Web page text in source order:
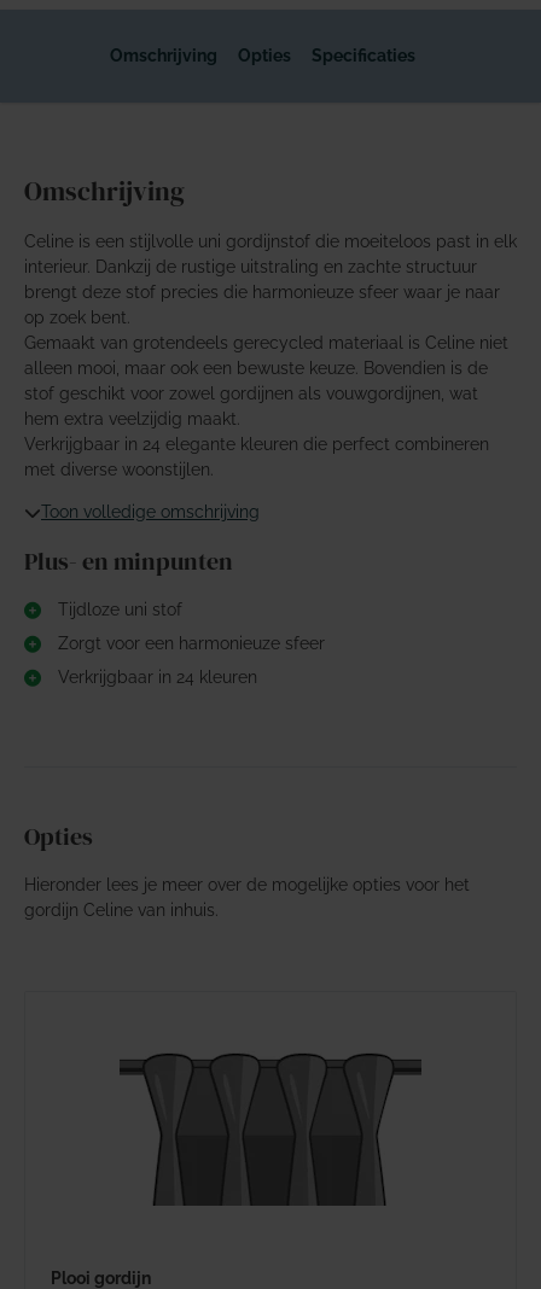
Omschrijving Opties Specificaties
Omschrijving
Celine is een stijlvolle uni gordijnstof die moeiteloos past in elk
interieur. Dankzij de rustige uitstraling en zachte structuur
brengt deze stof precies die harmonieuze sfeer waar je naar
op zoek bent.
Gemaakt van grotendeels gerecycled materiaal is Celine niet
alleen mooi, maar ook een bewuste keuze. Bovendien is de
stof geschikt voor zowel gordijnen als vouwgordijnen, wat
hem extra veelzijdig maakt.
Verkrijgbaar in 24 elegante kleuren die perfect combineren
met diverse woonstijlen.
Toon volledige omschrijving
Plus- en minpunten
Tijdloze uni stof
Zorgt voor een harmonieuze sfeer
Verkrijgbaar in 24 kleuren
Opties
Hieronder lees je meer over de mogelijke opties voor het
gordijn Celine van inhuis.
Plooi gordijn